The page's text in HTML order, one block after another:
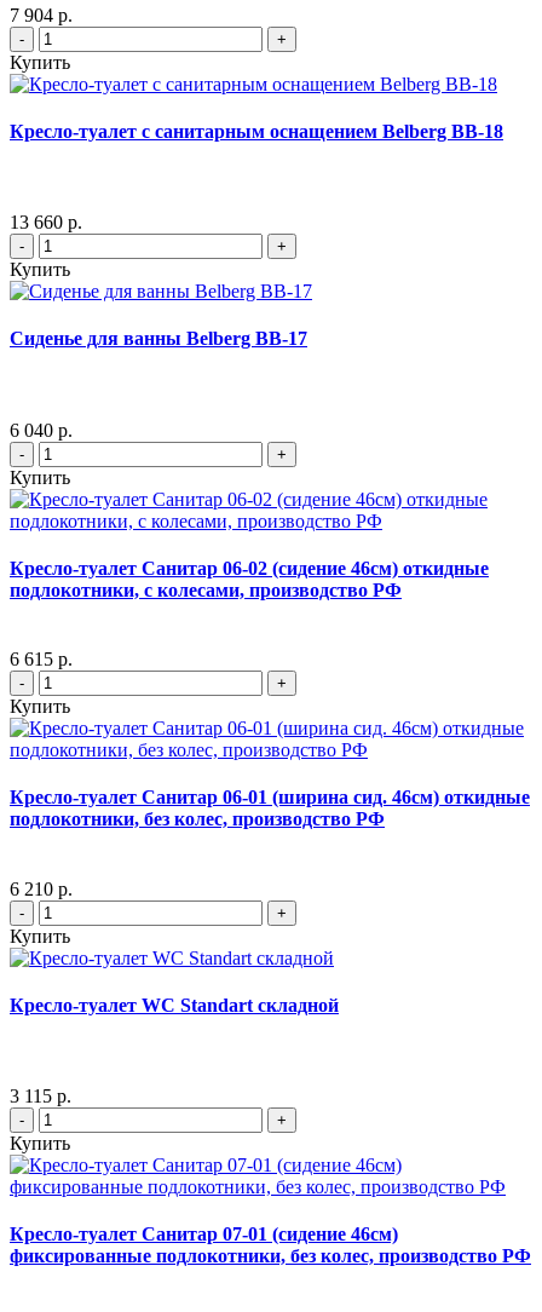
7 904 р.
- +
Купить
Кресло-туалет с санитарным оснащением Belberg BB-18
13 660 р.
- +
Купить
Сиденье для ванны Belberg BB-17
6 040 р.
- +
Купить
Кресло-туалет Санитар 06-02 (сидение 46см) откидные
подлокотники, с колесами, производство РФ
6 615 р.
- +
Купить
Кресло-туалет Санитар 06-01 (ширина сид. 46см) откидные
подлокотники, без колес, производство РФ
6 210 р.
- +
Купить
Кресло-туалет WC Standart складной
3 115 р.
- +
Купить
Кресло-туалет Санитар 07-01 (сидение 46см)
фиксированные подлокотники, без колес, производство РФ